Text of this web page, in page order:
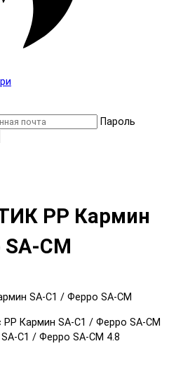
Пароль
PP Кармин
CM
SA-C1 / Ферро SA-CM
C1 / Ферро SA-CM 4.8